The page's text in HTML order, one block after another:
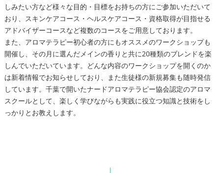
しみたい方など様々な目的・目標をお持ちの方にご参加いただいて
おり、スキンケアコース・ヘルスケアコース・資格取得が目指せる
アドバイザーコースなど複数のコースをご用意しております。
また、アロマテラピー初心者の方にもオススメのワークショップも
開催し、その月に選んだメインの香りと共に20種類のブレンドを楽
しんでいただいています。どんな内容のワークショップを開くのか
は新着情報でお知らせしており、また生徒様の新規募集も随時発信
しています。千葉で開いたナードアロマテラピー協会認定のアロマ
スクールとして、楽しく学びながらも実践に役立つ知識と技術をし
っかりとお教えします。